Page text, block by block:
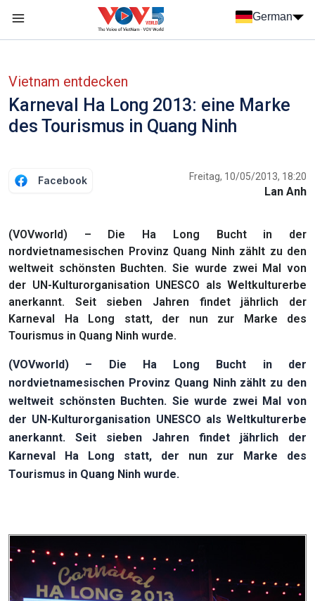
German
Vietnam entdecken
Karneval Ha Long 2013: eine Marke
des Tourismus in Quang Ninh
Facebook Freitag, 10/05/2013, 18:20
Lan Anh
(VOVworld) – Die Ha Long Bucht in der
nordvietnamesischen Provinz Quang Ninh zählt zu den
weltweit schönsten Buchten. Sie wurde zwei Mal von
der UN-Kulturorganisation UNESCO als Weltkulturerbe
anerkannt. Seit sieben Jahren findet jährlich der
Karneval Ha Long statt, der nun zur Marke des
Tourismus in Quang Ninh wurde.
(VOVworld) – Die Ha Long Bucht in der
nordvietnamesischen Provinz Quang Ninh zählt zu den
weltweit schönsten Buchten. Sie wurde zwei Mal von
der UN-Kulturorganisation UNESCO als Weltkulturerbe
anerkannt. Seit sieben Jahren findet jährlich der
Karneval Ha Long statt, der nun zur Marke des
Tourismus in Quang Ninh wurde.